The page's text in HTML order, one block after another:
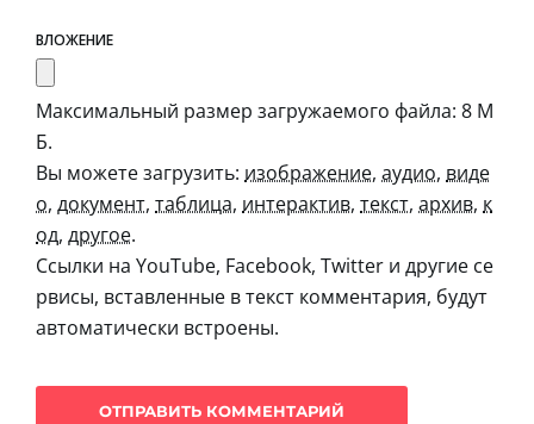
ВЛОЖЕНИЕ
Максимальный размер загружаемого файла: 8 М
Б.
Вы можете загрузить: изображение, аудио, виде
о, документ, таблица, интерактив, текст, архив, к
од, другое.
Ссылки на YouTube, Facebook, Twitter и другие се
рвисы, вставленные в текст комментария, будут
автоматически встроены.